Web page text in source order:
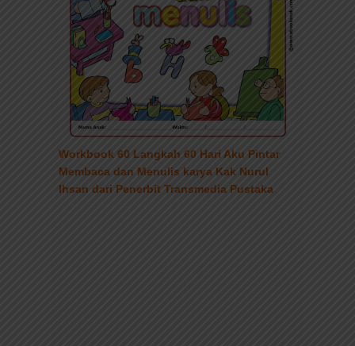
Workbook 60 Langkah 60 Hari Aku Pintar
Membaca dan Menulis karya Kak Nurul
Ihsan dari Penerbit Transmedia Pustaka